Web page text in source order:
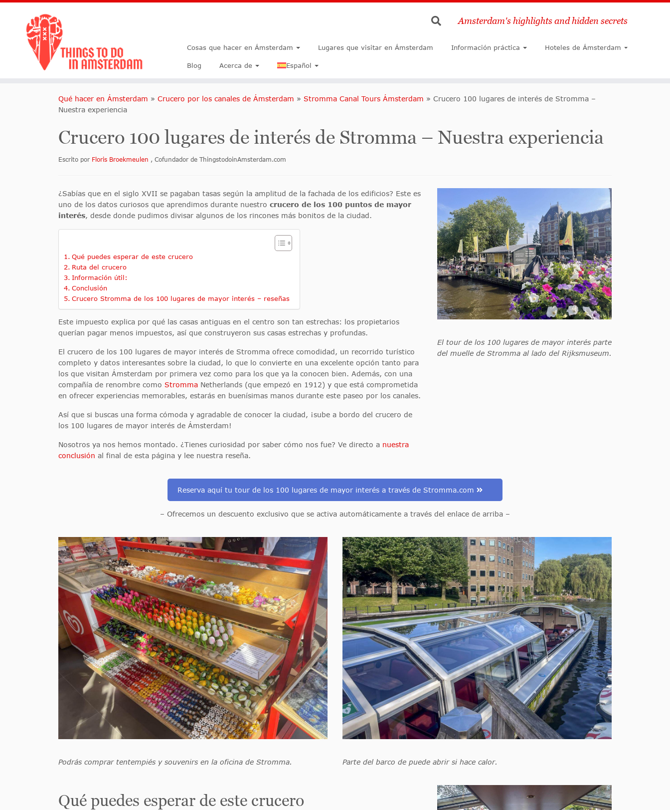
Buscar
Amsterdam's highlights and hidden secrets
Cosas que hacer en Ámsterdam Lugares que visitar en Ámsterdam Información práctica Hoteles de Ámsterdam
Blog Acerca de Español
Qué hacer en Ámsterdam » Crucero por los canales de Ámsterdam » Stromma Canal Tours Ámsterdam » Crucero 100 lugares de interés de Stromma –
Nuestra experiencia
Crucero 100 lugares de interés de Stromma – Nuestra experiencia
Escrito por Floris Broekmeulen , Cofundador de ThingstodoinAmsterdam.com
¿Sabías que en el siglo XVII se pagaban tasas según la amplitud de la fachada de los edificios? Este es
uno de los datos curiosos que aprendimos durante nuestro crucero de los 100 puntos de mayor
interés, desde donde pudimos divisar algunos de los rincones más bonitos de la ciudad.
Qué puedes esperar de este crucero
Ruta del crucero
Información útil:
Conclusión
Crucero Stromma de los 100 lugares de mayor interés – reseñas
Este impuesto explica por qué las casas antiguas en el centro son tan estrechas: los propietarios
querían pagar menos impuestos, así que construyeron sus casas estrechas y profundas.
El crucero de los 100 lugares de mayor interés de Stromma ofrece comodidad, un recorrido turístico
completo y datos interesantes sobre la ciudad, lo que lo convierte en una excelente opción tanto para
los que visitan Ámsterdam por primera vez como para los que ya la conocen bien. Además, con una
compañía de renombre como Stromma Netherlands (que empezó en 1912) y que está comprometida
en ofrecer experiencias memorables, estarás en buenísimas manos durante este paseo por los canales.
Así que si buscas una forma cómoda y agradable de conocer la ciudad, ¡sube a bordo del crucero de
los 100 lugares de mayor interés de Ámsterdam!
Nosotros ya nos hemos montado. ¿Tienes curiosidad por saber cómo nos fue? Ve directo a nuestra
conclusión al final de esta página y lee nuestra reseña.
El tour de los 100 lugares de mayor interés parte
del muelle de Stromma al lado del Rijksmuseum.
Reserva aquí tu tour de los 100 lugares de mayor interés a través de Stromma.com
– Ofrecemos un descuento exclusivo que se activa automáticamente a través del enlace de arriba –
Podrás comprar tentempiés y souvenirs en la oficina de Stromma. Parte del barco de puede abrir si hace calor.
Qué puedes esperar de este crucero